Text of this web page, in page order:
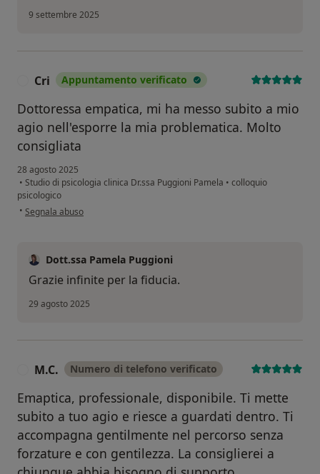
9 settembre 2025
Cri Appuntamento verificato
Dottoressa empatica, mi ha messo subito a mio
agio nell'esporre la mia problematica. Molto
consigliata
28 agosto 2025
• Studio di psicologia clinica Dr.ssa Puggioni Pamela • colloquio
psicologico
• secondo l'opinione dell'utente Cri
Segnala abuso
Dott.ssa Pamela Puggioni
Grazie infinite per la fiducia.
29 agosto 2025
M.C. Numero di telefono verificato
Emaptica, professionale, disponibile. Ti mette
subito a tuo agio e riesce a guardati dentro. Ti
accompagna gentilmente nel percorso senza
forzature e con gentilezza. La consiglierei a